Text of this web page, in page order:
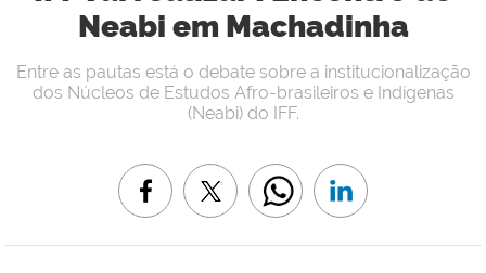
Neabi em Machadinha
Entre as pautas está o debate sobre a institucionalização
dos Núcleos de Estudos Afro-brasileiros e Indígenas
(Neabi) do IFF.